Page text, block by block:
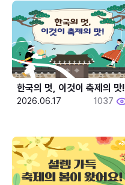
한국의 멋, 이것이 축제의 맛!
2026.06.17 1037